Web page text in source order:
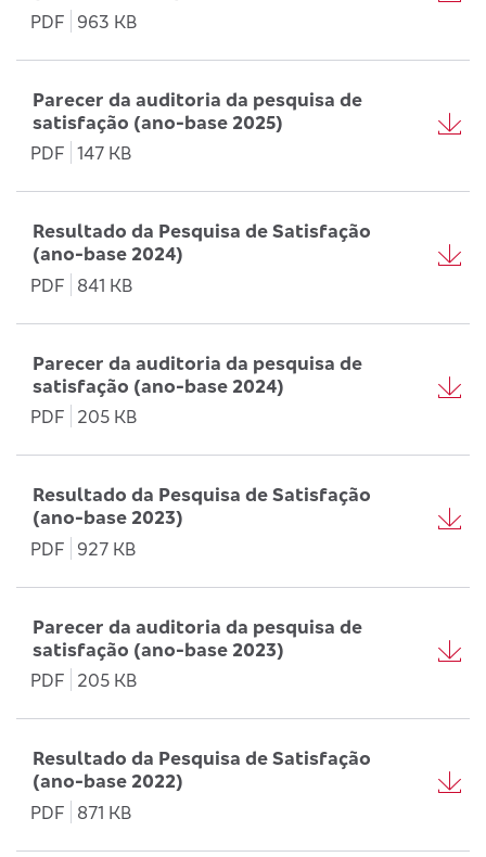
PDF
963 KB
Parecer da auditoria da pesquisa de
satisfação (ano-base 2025)
PDF 147 KB
Resultado da Pesquisa de Satisfação
(ano-base 2024)
PDF
841 KB
Parecer da auditoria da pesquisa de
satisfação (ano-base 2024)
PDF
205 KB
Resultado da Pesquisa de Satisfação
(ano-base 2023)
PDF
927 KB
Parecer da auditoria da pesquisa de
satisfação (ano-base 2023)
PDF
205 KB
Resultado da Pesquisa de Satisfação
(ano-base 2022)
PDF
871 KB